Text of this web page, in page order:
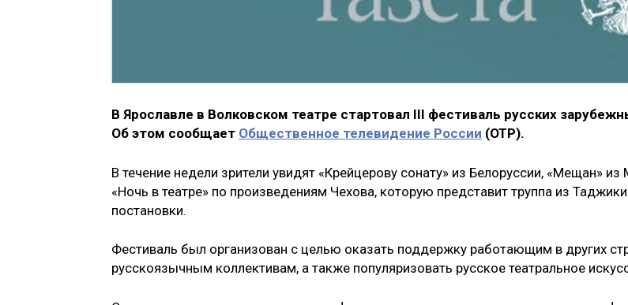
В Ярославле в Волковском театре стартовал III фестиваль русских
Об этом сообщает Общественное телевидение России (ОТР).
В течение недели зрители увидят «Крейцерову сонату» из Белоруссии, «Мещан»
«Ночь в театре» по произведениям Чехова, которую представит труппа из
постановки.
Фестиваль был организован с целью оказать поддержку работающим в других
русскоязычным коллективам, а также популяризовать русское театральное